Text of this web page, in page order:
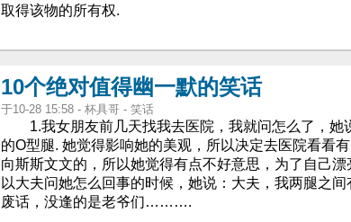
取得该物的所有权.
10个绝对值得幽一默的笑话
于10-28 15:58 - 杯具哥 - 笑话
1.我女朋友前几天找我去医院，我就问怎么了，她
的O型腿. 她觉得影响她的美观，所以决定去医院看看
向斯斯文文的，所以她觉得有点不好意思，为了自己
以大夫问她怎么回事的时候，她说：大夫，我两腿之间
废话，没逢的是老爷们……….